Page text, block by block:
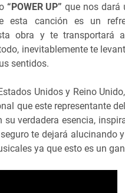
“POWER UP” que nos dará
esta canción es un
obra y te transportará
inevitablemente te
sentidos.
Unidos y Reino
que este representante del
verdadera esencia,
te dejará alucinando
ya que esto es un